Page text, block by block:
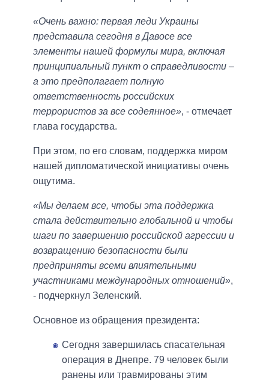
«Очень важно: первая леди Украины
представила сегодня в Давосе все
элементы нашей формулы мира, включая
принципиальный пункт о справедливости –
а это предполагает полную
ответственность российских
террористов за все содеянное», - отмечает
глава государства.
При этом, по его словам, поддержка миром
нашей дипломатической инициативы очень
ощутима.
«Мы делаем все, чтобы эта поддержка
стала действительно глобальной и чтобы
шаги по завершению российской агрессии и
возвращению безопасности были
предприняты всеми влиятельными
участниками международных отношений»,
- подчеркнул Зеленский.
Основное из обращения президента:
Сегодня завершилась спасательная
операция в Днепре. 79 человек были
ранены или травмированы этим